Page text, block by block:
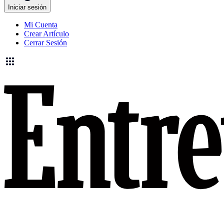
Iniciar sesión
Mi Cuenta
Crear Artículo
Cerrar Sesión